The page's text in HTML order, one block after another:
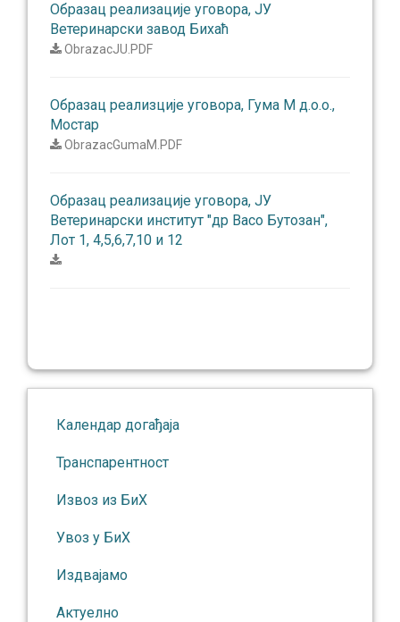
Oбразац реализације уговора, ЈУ
Ветеринарски завод Бихаћ
ObrazacJU.PDF
Oбразац реализције уговора, Гума М д.о.о.,
Мостар
ObrazacGumaM.PDF
Oбразац реализације уговора, ЈУ
Ветеринарски институт "др Васо Бутозан",
Лот 1, 4,5,6,7,10 и 12
Календар догађаја
Транспарентност
Извоз из БиХ
Увоз у БиХ
Издвајамо
Актуелно